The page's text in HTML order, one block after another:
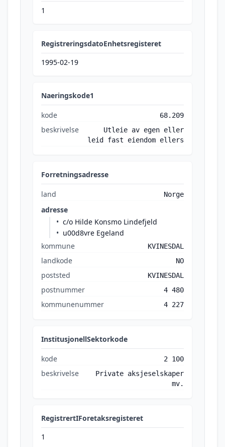
1
RegistreringsdatoEnhetsregisteret
1995-02-19
Naeringskode1
kode 68.209
beskrivelse
Utleie av egen eller
leid fast eiendom ellers
Forretningsadresse
land Norge
adresse
c/o Hilde Konsmo Lindefjeld
u00d8vre Egeland
kommune
KVINESDAL
landkode NO
poststed KVINESDAL
postnummer 4 480
kommunenummer 4 227
InstitusjonellSektorkode
kode 2 100
beskrivelse
Private aksjeselskaper
mv.
RegistrertIForetaksregisteret
1